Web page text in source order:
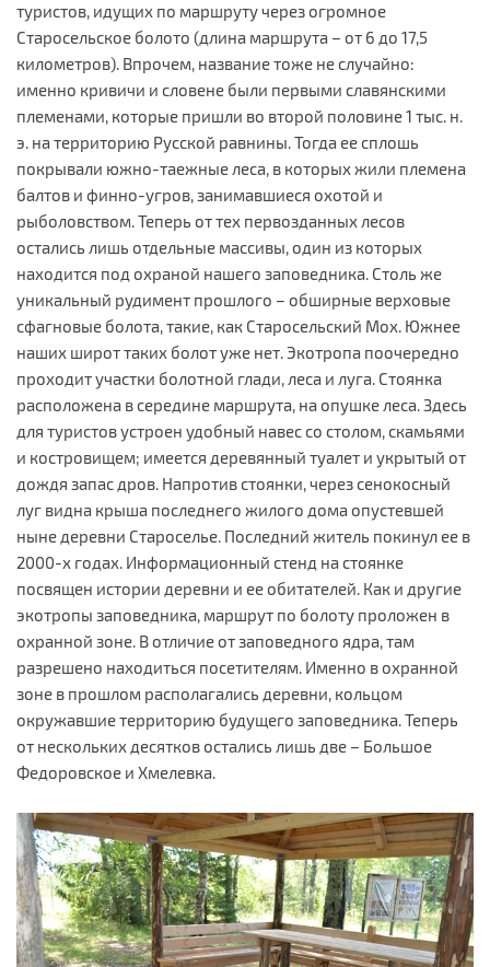
туристов, идущих по маршруту через огромное
Старосельское болото (длина маршрута – от 6 до 17,5
километров). Впрочем, название тоже не случайно:
именно кривичи и словене были первыми славянскими
племенами, которые пришли во второй половине 1 тыс. н.
э. на территорию Русской равнины. Тогда ее сплошь
покрывали южно-таежные леса, в которых жили племена
балтов и финно-угров, занимавшиеся охотой и
рыболовством. Теперь от тех первозданных лесов
остались лишь отдельные массивы, один из которых
находится под охраной нашего заповедника. Столь же
уникальный рудимент прошлого – обширные верховые
сфагновые болота, такие, как Старосельский Мох. Южнее
наших широт таких болот уже нет. Экотропа поочередно
проходит участки болотной глади, леса и луга. Стоянка
расположена в середине маршрута, на опушке леса. Здесь
для туристов устроен удобный навес со столом, скамьями
и костровищем; имеется деревянный туалет и укрытый от
дождя запас дров. Напротив стоянки, через сенокосный
луг видна крыша последнего жилого дома опустевшей
ныне деревни Староселье. Последний житель покинул ее в
2000-х годах. Информационный стенд на стоянке
посвящен истории деревни и ее обитателей. Как и другие
экотропы заповедника, маршрут по болоту проложен в
охранной зоне. В отличие от заповедного ядра, там
разрешено находиться посетителям. Именно в охранной
зоне в прошлом располагались деревни, кольцом
окружавшие территорию будущего заповедника. Теперь
от нескольких десятков остались лишь две – Большое
Федоровское и Хмелевка.